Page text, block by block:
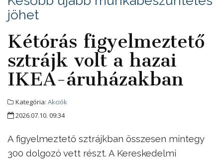
jöhet
Kétórás figyelmeztető
sztrájk volt a hazai
IKEA-áruházakban
Kategória: Akciók
2026.07.10. 09:34
A figyelmeztető sztrájkban összesen mintegy
300 dolgozó vett részt. A Kereskedelmi